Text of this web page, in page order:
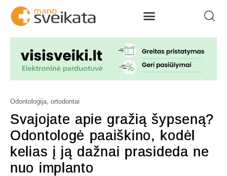
Odontologija, ortodontai
Svajojate apie gražią šypseną?
Odontologė paaiškino, kodėl
kelias į ją dažnai prasideda ne
nuo implanto